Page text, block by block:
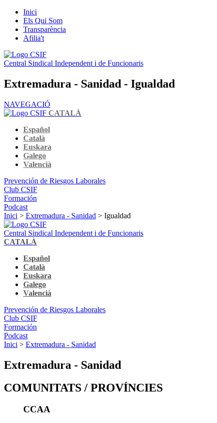
Inici
Els Qui Som
Transparència
Afilia't
Central Sindical Independent i de Funcionaris
Extremadura - Sanidad - Igualdad
NAVEGACIÓ
CATALÀ
Español
Català
Euskara
Galego
Valencià
Prevención de Riesgos Laborales
Club CSIF
Formación
Podcast
Inici > Extremadura - Sanidad > Igualdad
Central Sindical Independent i de Funcionaris
CATALÀ
Español
Català
Euskara
Galego
Valencià
Prevención de Riesgos Laborales
Club CSIF
Formación
Podcast
Inici > Extremadura - Sanidad
Extremadura - Sanidad
COMUNITATS / PROVÍNCIES
CCAA